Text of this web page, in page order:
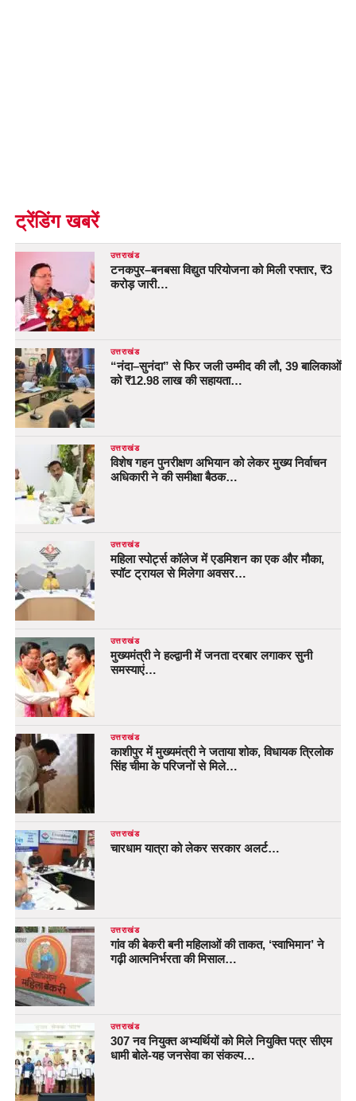
ट्रेंडिंग खबरें
उत्तराखंड
टनकपुर–बनबसा विद्युत परियोजना को मिली रफ्तार, ₹3
करोड़ जारी…
उत्तराखंड
“नंदा–सुनंदा” से फिर जली उम्मीद की लौ, 39 बालिकाओं
को ₹12.98 लाख की सहायता…
उत्तराखंड
विशेष गहन पुनरीक्षण अभियान को लेकर मुख्य निर्वाचन
अधिकारी ने की समीक्षा बैठक…
उत्तराखंड
महिला स्पोर्ट्स कॉलेज में एडमिशन का एक और मौका,
स्पॉट ट्रायल से मिलेगा अवसर…
उत्तराखंड
मुख्यमंत्री ने हल्द्वानी में जनता दरबार लगाकर सुनी
समस्याएं…
उत्तराखंड
काशीपुर में मुख्यमंत्री ने जताया शोक, विधायक त्रिलोक
सिंह चीमा के परिजनों से मिले…
उत्तराखंड
चारधाम यात्रा को लेकर सरकार अलर्ट…
उत्तराखंड
गांव की बेकरी बनी महिलाओं की ताकत, ‘स्वाभिमान’ ने
गढ़ी आत्मनिर्भरता की मिसाल…
उत्तराखंड
307 नव नियुक्त अभ्यर्थियों को मिले नियुक्ति पत्र सीएम
धामी बोले-यह जनसेवा का संकल्प…